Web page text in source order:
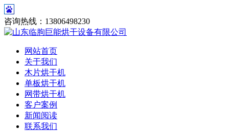
咨询热线：13806498230
网站首页
关于我们
木片烘干机
单板烘干机
网带烘干机
客户案例
新闻阅读
联系我们